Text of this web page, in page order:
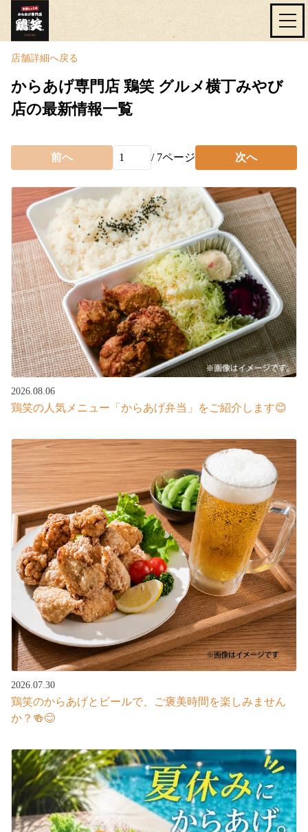
店舗詳細へ戻る
からあげ専門店 鶏笑 グルメ横丁みやび
店の最新情報一覧
前へ / 7ページ 次へ
2026.08.06
鶏笑の人気メニュー「からあげ弁当」をご紹介します😊
2026.07.30
鶏笑のからあげとビールで、ご褒美時間を楽しみません
か？🍻😊